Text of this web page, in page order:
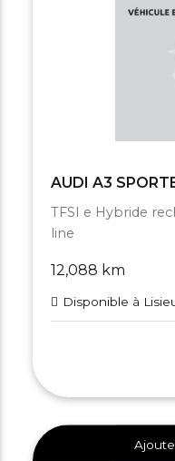
AUDI A3
TFSI e Hybride
line
12,088 km
Disponible à